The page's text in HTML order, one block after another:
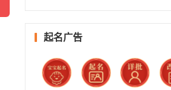
起名广告